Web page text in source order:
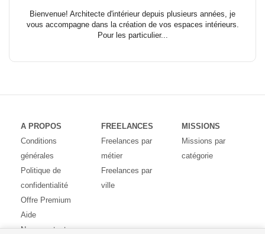
Bienvenue! Architecte d'intérieur depuis plusieurs années, je
vous accompagne dans la création de vos espaces intérieurs.
Pour les particulier...
A PROPOS
Conditions
générales
Politique de
confidentialité
Offre Premium
Aide
Nous contacter
FREELANCES
Freelances par
métier
Freelances par
ville
MISSIONS
Missions par
catégorie